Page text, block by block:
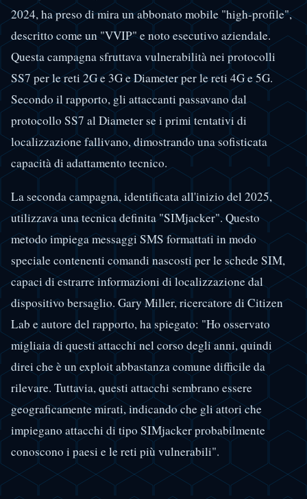
2024, ha preso di mira un abbonato mobile "high-profile",
descritto come un "VVIP" e noto esecutivo aziendale.
Questa campagna sfruttava vulnerabilità nei protocolli
SS7 per le reti 2G e 3G e Diameter per le reti 4G e 5G.
Secondo il rapporto, gli attaccanti passavano dal
protocollo SS7 al Diameter se i primi tentativi di
localizzazione fallivano, dimostrando una sofisticata
capacità di adattamento tecnico.
La seconda campagna, identificata all'inizio del 2025,
utilizzava una tecnica definita "SIMjacker". Questo
metodo impiega messaggi SMS formattati in modo
speciale contenenti comandi nascosti per le schede SIM,
capaci di estrarre informazioni di localizzazione dal
dispositivo bersaglio. Gary Miller, ricercatore di Citizen
Lab e autore del rapporto, ha spiegato: "Ho osservato
migliaia di questi attacchi nel corso degli anni, quindi
direi che è un exploit abbastanza comune difficile da
rilevare. Tuttavia, questi attacchi sembrano essere
geograficamente mirati, indicando che gli attori che
impiegano attacchi di tipo SIMjacker probabilmente
conoscono i paesi e le reti più vulnerabili".